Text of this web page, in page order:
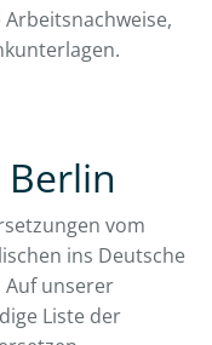
vom
ins Deutsche
Auf unserer
Liste der